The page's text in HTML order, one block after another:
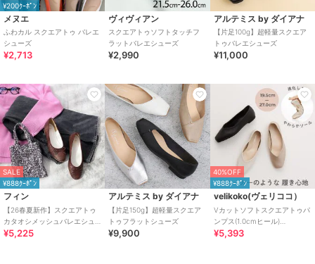
¥200ｸｰﾎﾟﾝ
メヌエ
ふわカル スクエアトゥ バレエ
シューズ
¥2,713
ヴィヴィアン
スクエアトゥソフトタッチフ
ラットバレエシューズ
¥2,990
アルテミス by ダイアナ
【片足100g】超軽量スクエア
トゥバレエシューズ
¥11,000
SALE
¥888ｸｰﾎﾟﾝ
フィン
【26春夏新作】スクエアトゥ
カタオシメッシュバレエシュ
ーズ【低反発スポンジ入り】
¥5,225
アルテミス by ダイアナ
【片足150g】超軽量スクエア
トゥフラットシューズ
¥9,900
40%OFF
¥888ｸｰﾎﾟﾝ
velikoko(ヴェリココ）
Vカットソフトスクエアトゥパ
ンプス(1.0cmヒール)
[19.5~27.0cm]
¥5,393